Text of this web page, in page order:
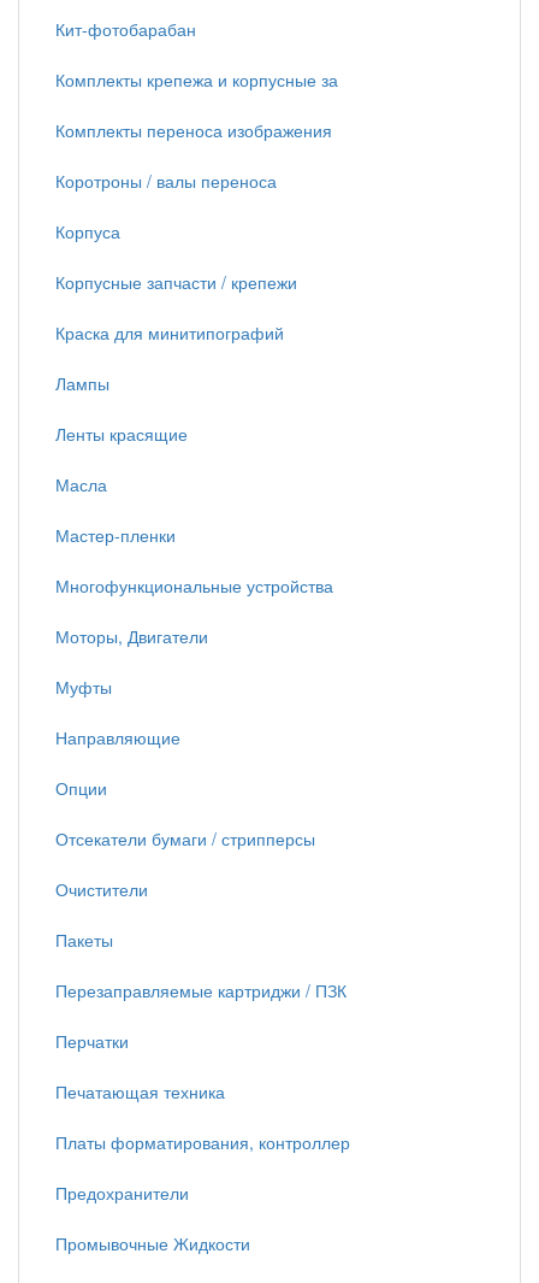
Кит-фотобарабан
Комплекты крепежа и корпусные за
Комплекты переноса изображения
Коротроны / валы переноса
Корпуса
Корпусные запчасти / крепежи
Краска для минитипографий
Лампы
Ленты красящие
Масла
Мастер-пленки
Многофункциональные устройства
Моторы, Двигатели
Муфты
Направляющие
Опции
Отсекатели бумаги / стрипперсы
Очистители
Пакеты
Перезаправляемые картриджи / ПЗК
Перчатки
Печатающая техника
Платы форматирования, контроллер
Предохранители
Промывочные Жидкости